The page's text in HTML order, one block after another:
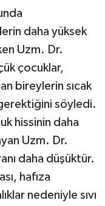
daha yüksek
Uzm. Dr.
çocuklar,
bireylerin sıcak
söyledi.
hissinin daha
Uzm. Dr.
daha düşüktür.
hafıza
nedeniyle sıvı